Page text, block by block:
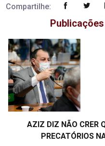
Compartilhe:
AZIZ DIZ NÃO CRER
PRECATÓRIOS